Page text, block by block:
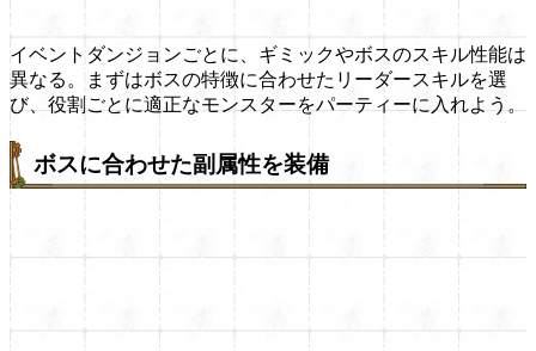
イベントダンジョンごとに、ギミックやボスのスキル性能は
異なる。まずはボスの特徴に合わせたリーダースキルを選
び、役割ごとに適正なモンスターをパーティーに入れよう。
ボスに合わせた副属性を装備